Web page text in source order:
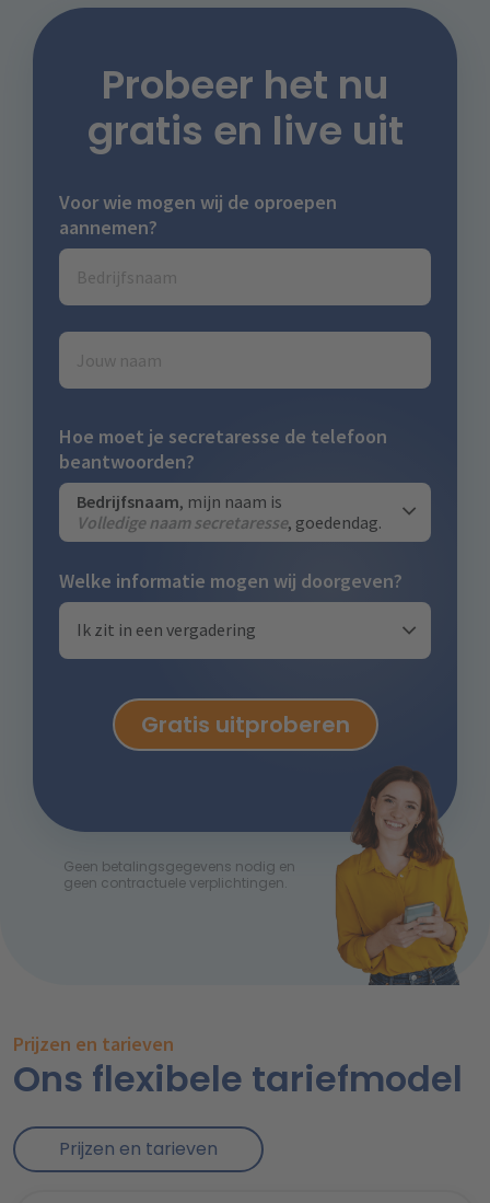
Probeer het nu
gratis en live uit
Voor wie mogen wij de oproepen
aannemen?
Hoe moet je secretaresse de telefoon
beantwoorden?
Bedrijfsnaam, mijn naam is
Volledige naam secretaresse, goedendag.
Welke informatie mogen wij doorgeven?
Ik zit in een vergadering
Gratis uitproberen
Geen betalingsgegevens nodig en
geen contractuele verplichtingen.
Prijzen en tarieven
Ons flexibele tariefmodel
Prijzen en tarieven